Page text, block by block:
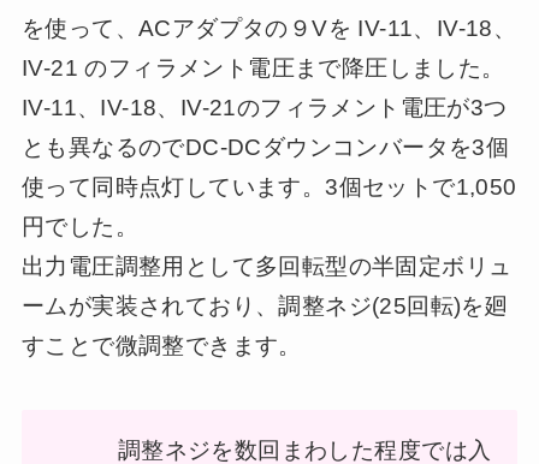
を使って、ACアダプタの９Vを IV-11、IV-18、
IV-21 のフィラメント電圧まで降圧しました。
IV-11、IV-18、IV-21のフィラメント電圧が3つ
とも異なるのでDC-DCダウンコンバータを3個
使って同時点灯しています。3個セットで1,050
円でした。
出力電圧調整用として多回転型の半固定ボリュ
ームが実装されており、調整ネジ(25回転)を廻
すことで微調整できます。
調整ネジを数回まわした程度では入